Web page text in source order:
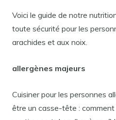
Voici le guide de notre
toute sécurité pour les
arachides et aux noix.
allergènes majeurs
Cuisiner pour les personnes
être un casse-tête :